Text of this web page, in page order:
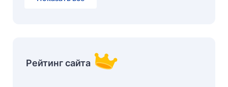
Рейтинг сайта